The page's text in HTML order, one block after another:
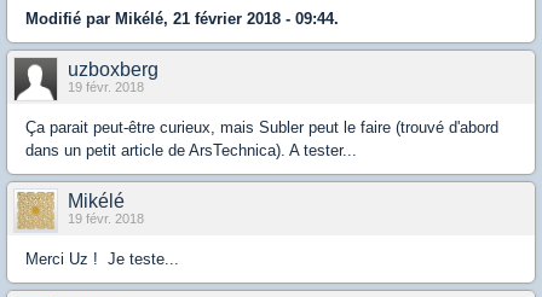
Modifié par Mikélé, 21 février 2018 - 09:44.
uzboxberg
19 févr. 2018
Ça parait peut-être curieux, mais Subler peut le faire (trouvé d'abord
dans un petit article de ArsTechnica). A tester...
Mikélé
19 févr. 2018
Merci Uz ! Je teste...